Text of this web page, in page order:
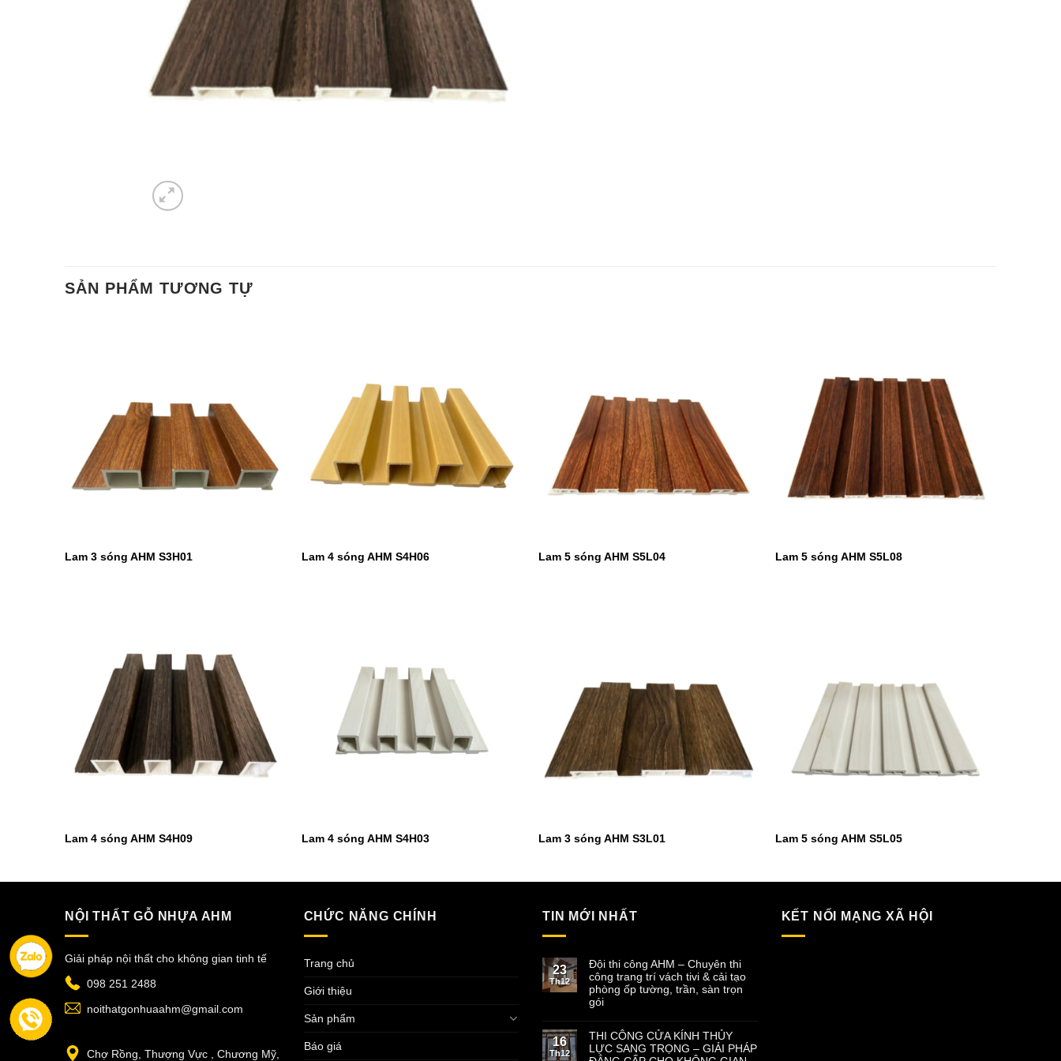
SẢN PHẨM TƯƠNG TỰ
Lam 3 sóng AHM S3H01 Lam 4 sóng AHM S4H06 Lam 5 sóng AHM S5L04 Lam 5 sóng AHM S5L08
Lam 4 sóng AHM S4H09 Lam 4 sóng AHM S4H03 Lam 3 sóng AHM S3L01 Lam 5 sóng AHM S5L05
NỘI THẤT GỖ NHỰA AHM
Giải pháp nội thất cho không gian tinh tế
098 251 2488
noithatgonhuaahm@gmail.com
Chợ Rồng, Thượng Vực , Chương Mỹ,
CHỨC NĂNG CHÍNH
Trang chủ
Giới thiệu
Sản phẩm
Báo giá
TIN MỚI NHẤT
23
Th12
Đội thi công AHM – Chuyên thi
công trang trí vách tivi & cải tạo
phòng ốp tường, trần, sàn trọn
gói
16
Th12
THI CÔNG CỬA KÍNH THỦY
LỰC SANG TRỌNG – GIẢI PHÁP
KẾT NỐI MẠNG XÃ HỘI